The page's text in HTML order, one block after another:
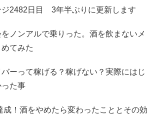
ジ2482日目 3年半ぶりに更新します
ノンアルで乗りった。酒を飲まないメ
てみた
ーって稼げる？稼げない？実際にはじ
た事
成！酒をやめたら変わったこととその効